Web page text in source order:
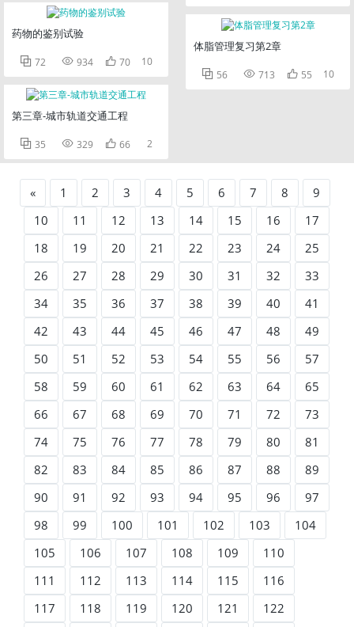
药物的鉴别试验
 72  934  70 10
第三章-城市轨道交通工程
 35  329  66 2
体脂管理复习第2章
 56  713  55 10
« 1 2 3 4 5 6 7 8
9
10
11 12 13 14 15 16
17
18
19 20 21 22 23 24
25
26
27 28 29 30 31 32
33
34
35 36 37 38 39 40
41
42
43 44 45 46 47 48
49
50
51 52 53 54 55 56
57
58
59 60 61 62 63 64
65
66
67 68 69 70 71 72
73
74
75 76 77 78 79 80
81
82
83 84 85 86 87 88
89
90
91 92 93 94 95 96
97
98
99 100 101 102 103
104
105
106 107 108 109
110
111
112 113 114 115
116
117
118 119 120 121
122